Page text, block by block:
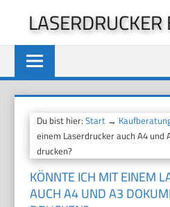
springen
Du bist hier:Start →
einem Laserdrucker auch A4 und
drucken?
KÖNNTE ICH MIT EINEM
AUCH A4 UND A3